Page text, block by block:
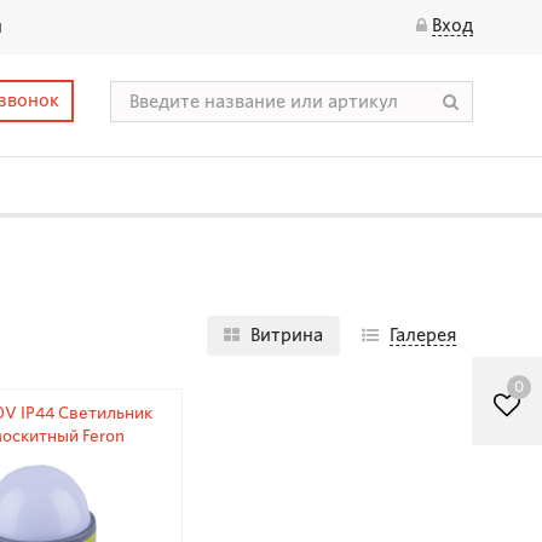
Вход
Витрина Галерея
IP44 Светильник
Feron
0